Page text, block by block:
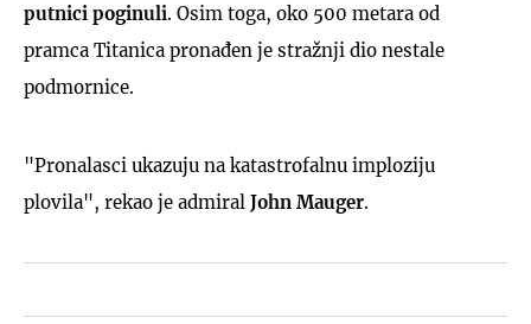
putnici poginuli. Osim toga, oko 500 metara od
pramca Titanica pronađen je stražnji dio nestale
podmornice.
"Pronalasci ukazuju na katastrofalnu imploziju
plovila", rekao je admiral John Mauger.